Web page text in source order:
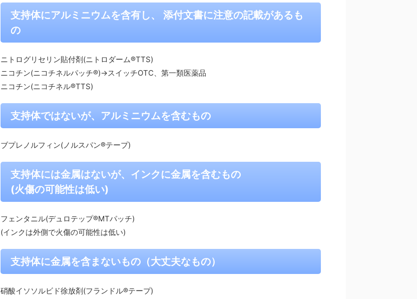
支持体にアルミニウムを含有し、 添付文書に注意の記載があるも
の
ニトログリセリン貼付剤(ニトロダーム®TTS)
ニコチン(ニコチネルパッチ®)→スイッチOTC、第一類医薬品
ニコチン(ニコチネル®TTS)
支持体ではないが、アルミニウムを含むもの
ブプレノルフィン(ノルスパン®テープ)
支持体には金属はないが、インクに金属を含むもの
(火傷の可能性は低い)
フェンタニル(デュロテップ®MTパッチ)
(インクは外側で火傷の可能性は低い)
支持体に金属を含まないもの（大丈夫なもの）
硝酸イソソルビド徐放剤(フランドル®テープ)